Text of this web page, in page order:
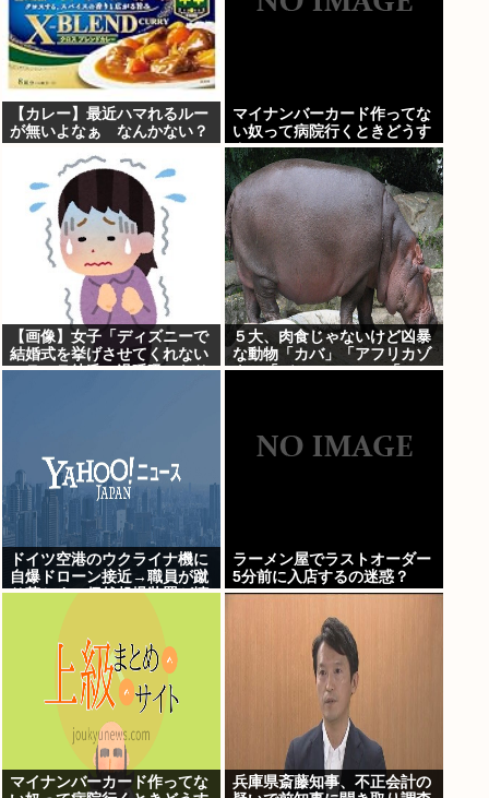
【カレー】最近ハマれるルー
が無いよなぁ なんかない？
マイナンバーカード作ってな
い奴って病院行くときどうす
んの
【画像】女子「ディズニーで
結婚式を挙げさせてくれない
モラハラ彼氏。過呼吸になり
５大、肉食じゃないけど凶暴
な動物「カバ」「アフリカゾ
ウ」「バッファロー」「コー
ドイツ空港のウクライナ機に
自爆ドローン接近→職員が蹴
り落とす→偶然起爆装置が壊
ラーメン屋でラストオーダー
5分前に入店するの迷惑？
マイナンバーカード作ってな
兵庫県斎藤知事、不正会計の